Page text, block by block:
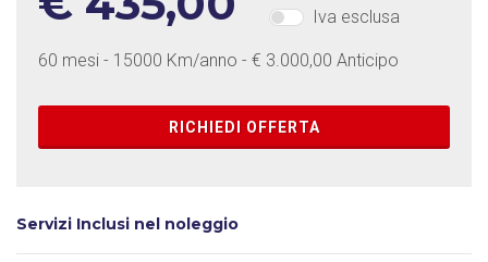
Iva esclusa
60 mesi - 15000 Km/anno - € 3.000,00 Anticipo
RICHIEDI OFFERTA
Servizi Inclusi nel noleggio